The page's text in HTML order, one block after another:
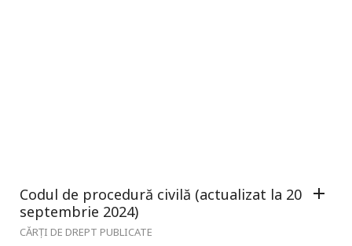
Codul de procedură civilă (actualizat la 20
septembrie 2024)
CĂRȚI DE DREPT PUBLICATE